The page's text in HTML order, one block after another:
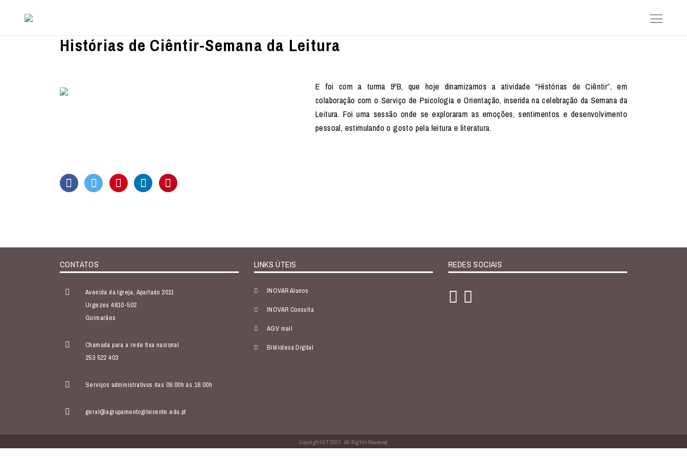
Histórias de Ciêntir-Semana da Leitura
E foi com a turma 9ºB, que hoje dinamizamos a atividade “Histórias de Ciêntir”, em
colaboração com o Serviço de Psicologia e Orientação, inserida na celebração da Semana da
Leitura. Foi uma sessão onde se exploraram as emoções, sentimentos e desenvolvimento
pessoal, estimulando o gosto pela leitura e literatura.
CONTATOS
Avenida da Igreja, Apartado 2011
Urgezes 4810-502
Guimarães
Chamada para a rede fixa nacional
253 522 403
Serviços administrativos das 09.00h às 16.00h
geral@agrupamentogilvicente.edu.pt
LINKS ÚTEIS
INOVAR Alunos
INOVAR Consulta
AGV mail
Biblioteca Digital
REDES SOCIAIS
Copyright GT 2020. All Rights Reserved